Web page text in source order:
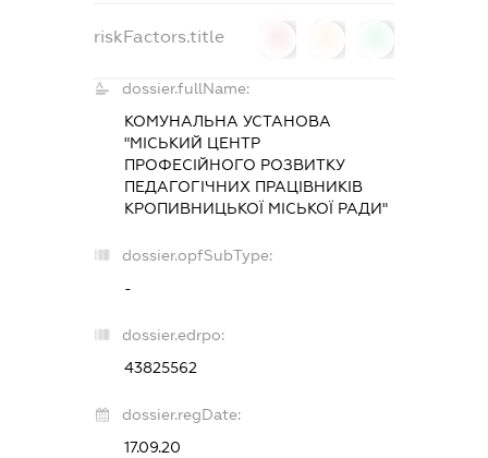
riskFactors.title
dossier.fullName:
КОМУНАЛЬНА УСТАНОВА
"МІСЬКИЙ ЦЕНТР
ПРОФЕСІЙНОГО РОЗВИТКУ
ПЕДАГОГІЧНИХ ПРАЦІВНИКІВ
КРОПИВНИЦЬКОЇ МІСЬКОЇ РАДИ"
dossier.opfSubType:
-
dossier.edrpo:
43825562
dossier.regDate:
17.09.20